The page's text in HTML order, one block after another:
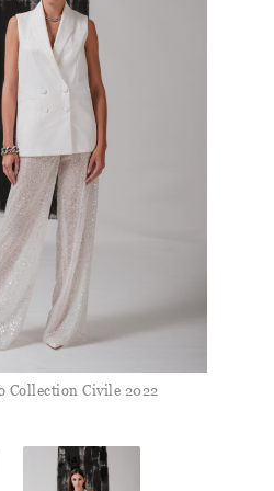
Collection Civile 2022